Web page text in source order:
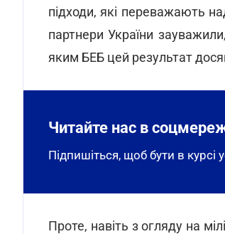
підходи, які переважають
партнери України
яким БЕБ цей результат
Читайте нас в
Підпишіться, щоб бути в курсі
Проте, навіть з огляду на